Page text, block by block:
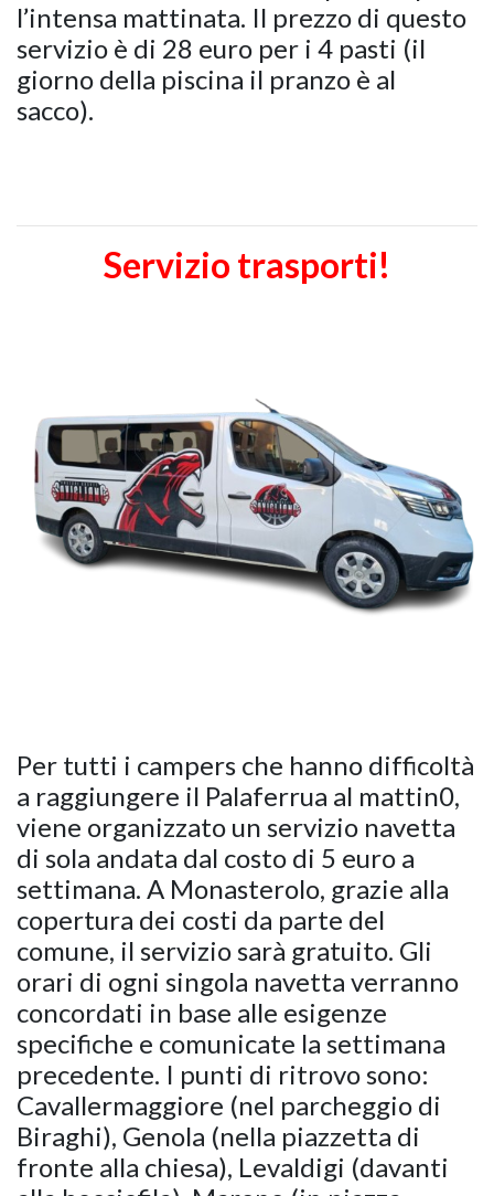
l’intensa mattinata. Il prezzo di questo
servizio è di 28 euro per i 4 pasti (il
giorno della piscina il pranzo è al
sacco).
Servizio trasporti!
Per tutti i campers che hanno difficoltà
a raggiungere il Palaferrua al mattin0,
viene organizzato un servizio navetta
di sola andata dal costo di 5 euro a
settimana. A Monasterolo, grazie alla
copertura dei costi da parte del
comune, il servizio sarà gratuito. Gli
orari di ogni singola navetta verranno
concordati in base alle esigenze
specifiche e comunicate la settimana
precedente. I punti di ritrovo sono:
Cavallermaggiore (nel parcheggio di
Biraghi), Genola (nella piazzetta di
fronte alla chiesa), Levaldigi (davanti